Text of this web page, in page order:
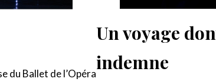
du Ballet de l’Opéra
Un voyage
indemne